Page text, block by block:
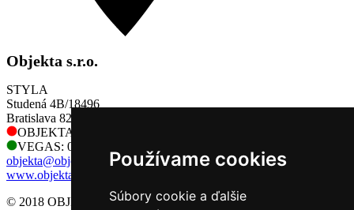
Používame cookies
Súbory cookie a ďalšie
Objekta s.r.o.
STYLA
Studená 4B/18496
Bratislava 821 04
OBJEKTA: 0905 730 128
VEGAS: 0905 730 128
objekta@objekta.sk
www.objekta.sk
© 2018 OBJEKTA, s.r.o.